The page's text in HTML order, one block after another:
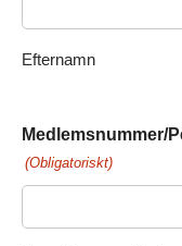
Efternamn
Medlemsnummer/
(Obligatoriskt)